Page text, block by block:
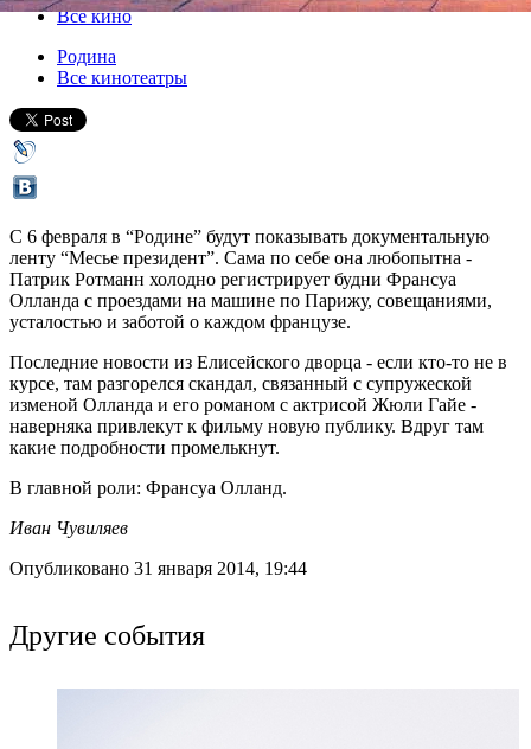
Все кино
Родина
Все кинотеатры
C 6 февраля в “Родине” будут показывать документальную
ленту “Месье президент”. Сама по себе она любопытна -
Патрик Ротманн холодно регистрирует будни Франсуа
Олланда с проездами на машине по Парижу, совещаниями,
усталостью и заботой о каждом французе.
Последние новости из Елисейского дворца - если кто-то не в
курсе, там разгорелся скандал, связанный с супружеской
изменой Олланда и его романом с актрисой Жюли Гайе -
наверняка привлекут к фильму новую публику. Вдруг там
какие подробности промелькнут.
В главной роли: Франсуа Олланд.
Иван Чувиляев
Опубликовано 31 января 2014, 19:44
Другие события